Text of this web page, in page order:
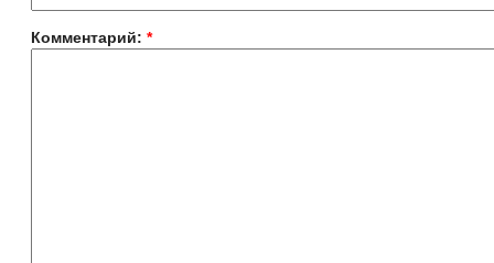
Комментарий: *